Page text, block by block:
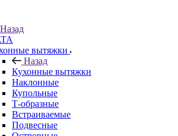
Назад
вытяжки
Назад
Кухонные вытяжки
Наклонные
Купольные
Т-образные
Встраиваемые
Подвесные